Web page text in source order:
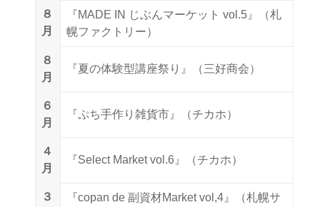
８
月
『MADE IN じぶんマーケット vol.5』（札
幌ファクトリー）
８
月
『夏の体験型講座祭り』（三好商会）
６
月
『ぷち手作り雑貨市』（チカホ）
４
月
『Select Market vol.6』（チカホ）
３
『copan de 副資材Market vol,4』（札幌サ